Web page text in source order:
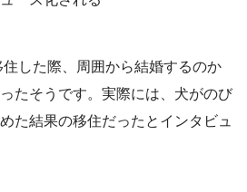
した際、周囲から結婚するのか
たそうです。実際には、犬がのび
た結果の移住だったとインタビュ